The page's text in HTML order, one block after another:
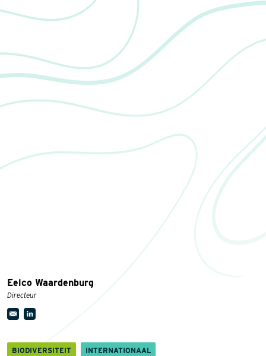
Eelco Waardenburg
Directeur
BIODIVERSITEIT INTERNATIONAAL